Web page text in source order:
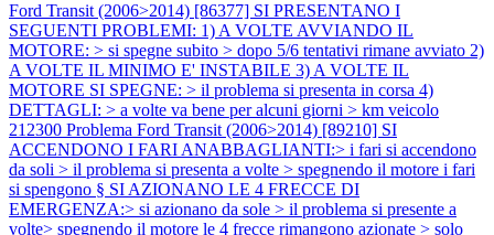
Ford Transit (2006>2014) [86377] SI PRESENTANO I
SEGUENTI PROBLEMI: 1) A VOLTE AVVIANDO IL
MOTORE: > si spegne subito > dopo 5/6 tentativi rimane avviato 2)
A VOLTE IL MINIMO E' INSTABILE 3) A VOLTE IL
MOTORE SI SPEGNE: > il problema si presenta in corsa 4)
DETTAGLI: > a volte va bene per alcuni giorni > km veicolo
212300 Problema Ford Transit (2006>2014) [89210] SI
ACCENDONO I FARI ANABBAGLIANTI:> i fari si accendono
da soli > il problema si presenta a volte > spegnendo il motore i fari
si spengono § SI AZIONANO LE 4 FRECCE DI
EMERGENZA:> si azionano da sole > il problema si presente a
volte> spegnendo il motore le 4 frecce rimangono azionate > solo